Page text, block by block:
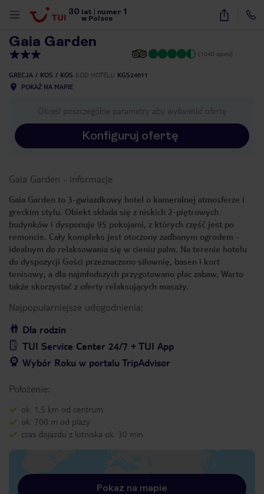
30 lat numer 1
w Polsce
54
Gaia Garden
(1040 opinii)
GRECJA KOS KOS KOD HOTELU KGS24011
POKAŻ NA MAPIE
Określ poszczególne parametry aby wyświetlić ofertę
Konfiguruj ofertę
Gaia Garden - informacje
Gaia Garden to 3-gwiazdkowy hotel o kameralnej atmosferze i
greckim stylu. Obiekt składa się z niskich 2-piętrowych
budynków i dysponuje 95 pokojami, z których część jest po
remoncie. Cały kompleks jest otoczony zadbanym ogrodem -
idealnym do relaksowania się w cieniu palm. Na terenie hotelu
do dyspozycji Gości przeznaczono siłownię, basen i kort
tenisowy, a dla najmłodszych przygotowano plac zabaw. Warto
także skorzystać z oferty relaksujących masaży.
Najpopularniejsze udogodnienia:
Dla rodzin
TUI Service Center 24/7 + TUI App
Wybór Roku w portalu TripAdvisor
Położenie:
ok. 1,5 km od centrum
ok. 700 m od plaży
czas dojazdu z lotniska ok. 30 min
Pokaż na mapie